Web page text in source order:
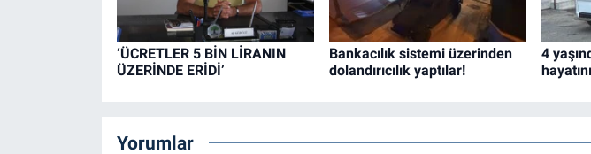
‘ÜCRETLER 5 BİN LİRANIN
ÜZERİNDE ERİDİ’
Bankacılık sistemi üzerinden
dolandırıcılık yaptılar!
4
Yorumlar